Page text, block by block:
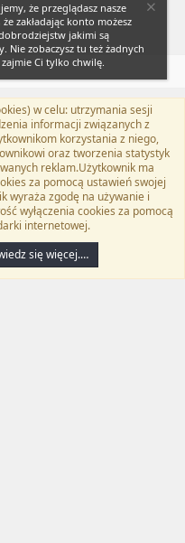
Polski (PL)
Pomoc
XenForo Ltd.
. | Xenforo Add-ons
że przeglądasz nasze
zakładając konto możesz
jakimi są
Nie zobaczysz tu też żadnych
Ci tylko chwilę.
w celu: utrzymania sesji
informacji związanych z
korzystania z niego,
oraz tworzenia statystyk
reklam.Użytkownik ma
za pomocą ustawień swojej
wyraża zgodę na używanie i
wyłączenia cookies za pomocą
internetowej.
się więcej.…